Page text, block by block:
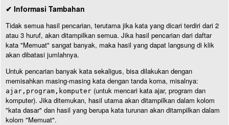
✔ Informasi Tambahan
Tidak semua hasil pencarian, terutama jika kata yang dicari terdiri dari 2
atau 3 huruf, akan ditampilkan semua. Jika hasil pencarian dari daftar
kata "Memuat" sangat banyak, maka hasil yang dapat langsung di klik
akan dibatasi jumlahnya.
Untuk pencarian banyak kata sekaligus, bisa dilakukan dengan
memisahkan masing-masing kata dengan tanda koma, misalnya:
ajar,program,komputer (untuk mencari kata ajar, program dan
komputer). Jika ditemukan, hasil utama akan ditampilkan dalam kolom
"kata dasar" dan hasil yang berupa kata turunan akan ditampilkan dalam
kolom "Memuat".